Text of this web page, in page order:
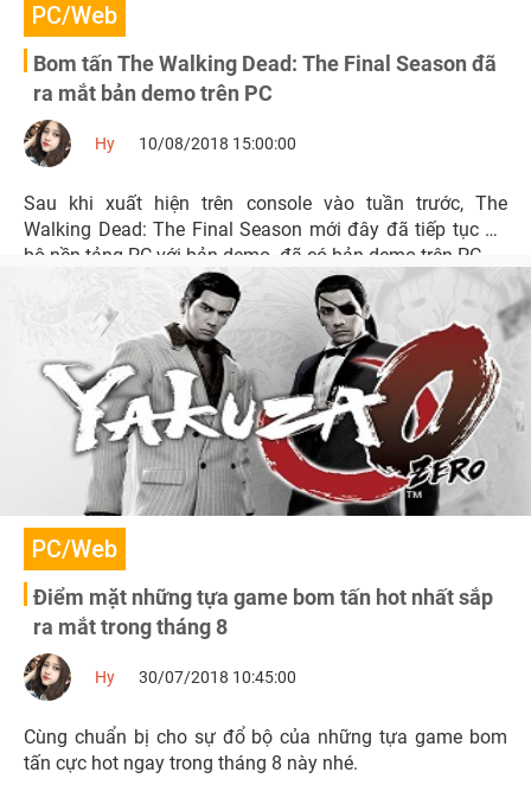
PC/Web
Bom tấn The Walking Dead: The Final Season đã
ra mắt bản demo trên PC
Hy 10/08/2018 15:00:00
Sau khi xuất hiện trên console vào tuần trước, The
Walking Dead: The Final Season mới đây đã tiếp tục đổ
bộ nền tảng PC với bản demo. đã có bản demo trên PC.
PC/Web
Điểm mặt những tựa game bom tấn hot nhất sắp
ra mắt trong tháng 8
Hy 30/07/2018 10:45:00
Cùng chuẩn bị cho sự đổ bộ của những tựa game bom
tấn cực hot ngay trong tháng 8 này nhé.